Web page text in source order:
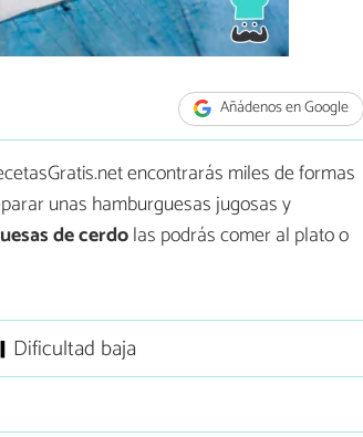
Añádenos en Google
encontrarás miles de formas
unas hamburguesas jugosas y
de cerdolas podrás comer al plato o
Dificultad baja